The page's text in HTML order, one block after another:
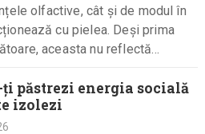
olfactive, cât și de modul în
cu pielea. Deși prima
aceasta nu reflectă
ți păstrezi energia socială
izolezi